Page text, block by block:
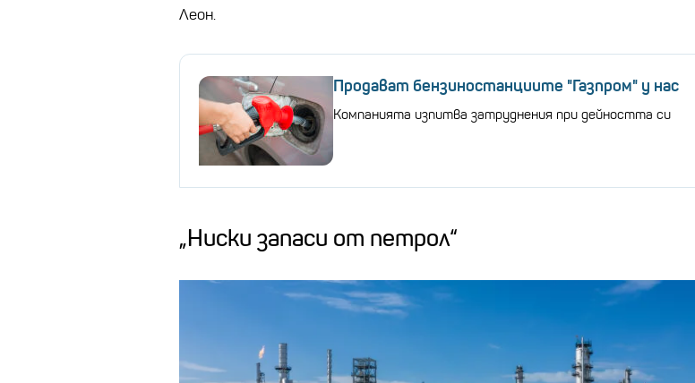
Леон.
Продават бензиностанциите "Газпром" у нас
Компанията изпитва затруднения при дейността си
„Ниски запаси от петрол“